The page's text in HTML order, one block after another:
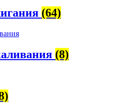
(64)
(8)